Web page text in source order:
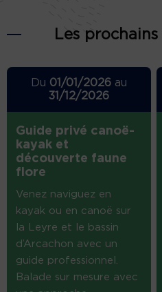
Les
Du 01/01/2026au
31/12/2026
Guide privé canoë-
kayak et
découverte faune
flore
Venez naviguez en
kayak ou en canoë sur
la Leyre et le bassin
d’Arcachon avec un
guide professionnel.
Balade sur mesure avec